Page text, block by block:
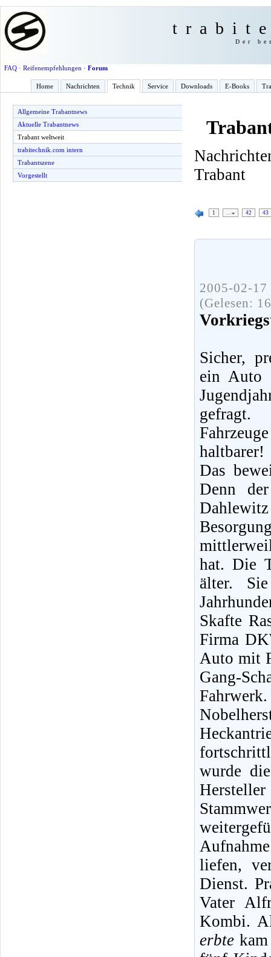
Der
FAQ· Reifenempfehlungen · Forum
Home Nachrichten Technik Service Downloads E-Books
Allgemeine Trabantnews
Aktuelle Trabantnews
Trabant weltweit
trabitechnik.com intern
Trabantszene
Vorgestellt
Trabant
1 42 43
2005-02-
(Gelesen:
Sicher,
ein Auto
haltbarer!
Das
Denn
hat. Die
älter.
Skafte
Firma
Auto mit
Gang-
wurde
liefen,
Dienst.
Vater
Kombi.
erbte